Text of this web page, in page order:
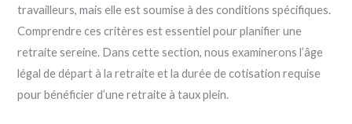
travailleurs, mais elle est soumise à des conditions spécifiques.
Comprendre ces critères est essentiel pour planifier une
retraite sereine. Dans cette section, nous examinerons l’âge
légal de départ à la retraite et la durée de cotisation requise
pour bénéficier d’une retraite à taux plein.